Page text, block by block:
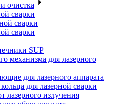
очистка
сварки
сварки
сварки
SUP
механизма для лазерного
для лазерного аппарата
для лазерной сварки
лазерного излучения